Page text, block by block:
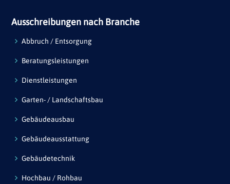
Ausschreibungen nach Branche
Abbruch / Entsorgung
Beratungsleistungen
Dienstleistungen
Garten- / Landschaftsbau
Gebäudeausbau
Gebäudeausstattung
Gebäudetechnik
Hochbau / Rohbau